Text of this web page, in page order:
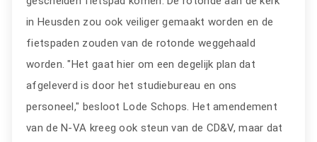
in Heusden zou ook veiliger gemaakt worden en de
fietspaden zouden van de rotonde weggehaald
worden. "Het gaat hier om een degelijk plan dat
afgeleverd is door het studiebureau en ons
personeel," besloot Lode Schops. Het amendement
van de N-VA kreeg ook steun van de CD&V, maar dat